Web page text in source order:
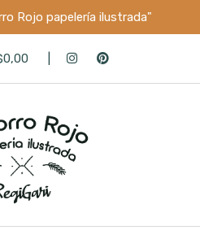
Rojo papelería ilustrada"